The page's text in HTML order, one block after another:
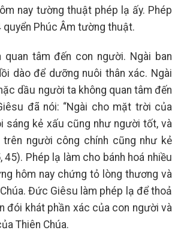
nay tường thuật phép lạ ấy. Phép
quyển Phúc Âm tường thuật.
quan tâm đến con người. Ngài ban
dào để dưỡng nuôi thân xác. Ngài
dầu người ta không quan tâm đến
đã nói: “Ngài cho mặt trời của
sáng kẻ xấu cũng như người tốt, và
người công chính cũng như kẻ
45). Phép lạ làm cho bánh hoá nhiều
hôm nay chứng tỏ lòng thương và
Đức Giêsu làm phép lạ để thoả
đói khát phần xác của con người và
Thiên Chúa.